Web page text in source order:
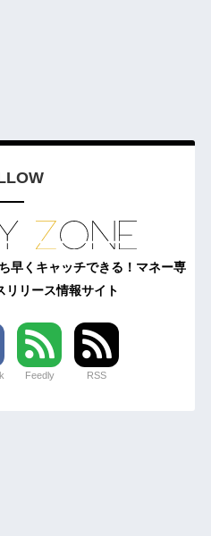
早くキャッチできる！マネー専
リリース情報サイト
Feedly RSS